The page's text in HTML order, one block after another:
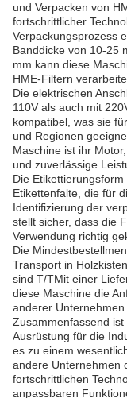
und Verpacken von
fortschrittlicher
Verpackungsprozess
Banddicke von 10-25
mm kann diese
HME-Filtern
Die elektrischen
110V als auch mit
kompatibel, was sie
und Regionen
Maschine ist ihr
und zuverlässige
Die
Etikettenfalte, die für
Identifizierung der
stellt sicher, dass die
Verwendung richtig
Die
Transport in
sind T/TMit einer
diese Maschine die
anderer Unternehmen
Zusammenfassend
Ausrüstung für die
es zu einem
andere Unternehmen
fortschrittlichen
anpassbaren